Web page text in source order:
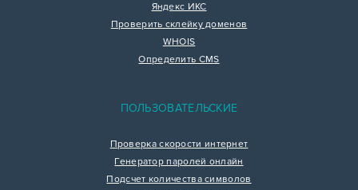
Яндекс ИКС
Проверить склейку доменов
WHOIS
Определить CMS
ПОЛЬЗОВАТЕЛЬСКИЕ
Проверка скорости интернет
Генератор паролей онлайн
Подсчет количества символов